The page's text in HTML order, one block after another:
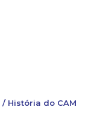
História do CAM